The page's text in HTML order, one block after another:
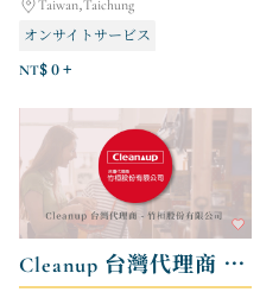
Taiwan,Taichung
オンサイトサービス
NT$ 0 +
Cleanup 台灣代理商 - 竹桓股份有限公司